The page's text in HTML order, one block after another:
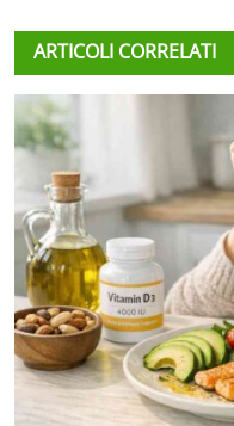
ARTICOLI CORRELATI